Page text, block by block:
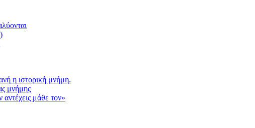
η ιστορική μνήμη.
μνήμης
μάθε τον»